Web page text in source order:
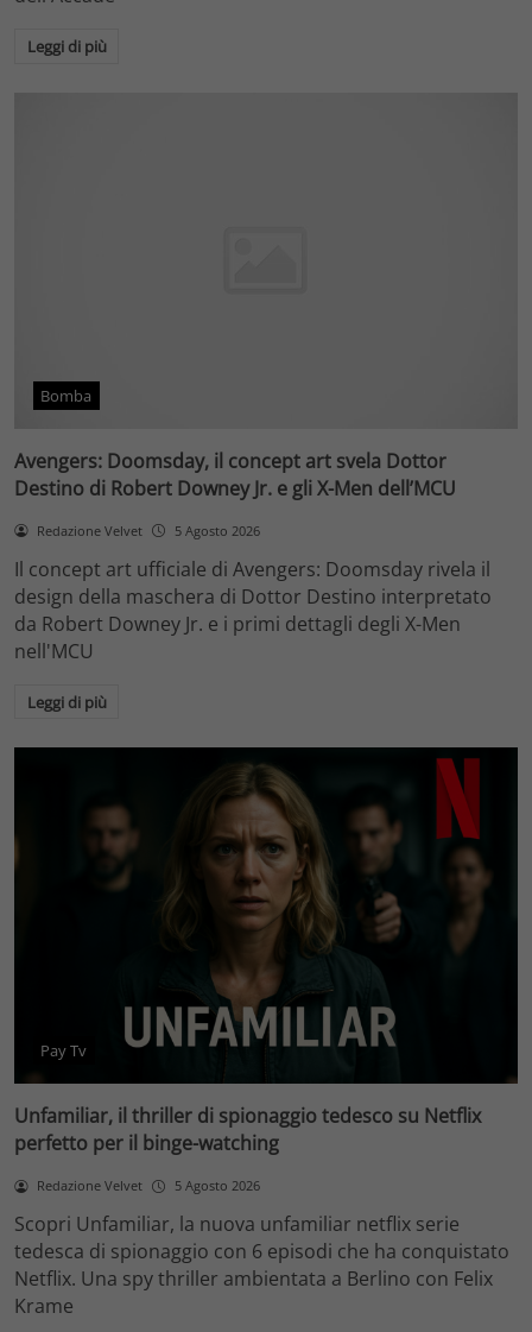
Leggi di più
Bomba
Avengers: Doomsday, il concept art svela Dottor
Destino di Robert Downey Jr. e gli X-Men dell’MCU
Redazione Velvet 5 Agosto 2026
Il concept art ufficiale di Avengers: Doomsday rivela il
design della maschera di Dottor Destino interpretato
da Robert Downey Jr. e i primi dettagli degli X-Men
nell'MCU
Leggi di più
Pay Tv
Unfamiliar, il thriller di spionaggio tedesco su Netflix
perfetto per il binge-watching
Redazione Velvet 5 Agosto 2026
Scopri Unfamiliar, la nuova unfamiliar netflix serie
tedesca di spionaggio con 6 episodi che ha conquistato
Netflix. Una spy thriller ambientata a Berlino con Felix
Krame